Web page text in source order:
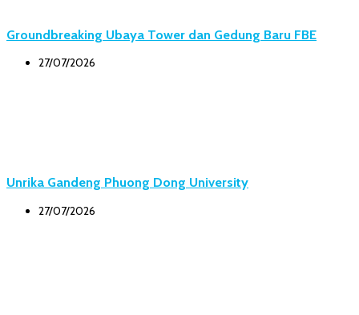
Groundbreaking Ubaya Tower dan Gedung Baru FBE
27/07/2026
Unrika Gandeng Phuong Dong University
27/07/2026